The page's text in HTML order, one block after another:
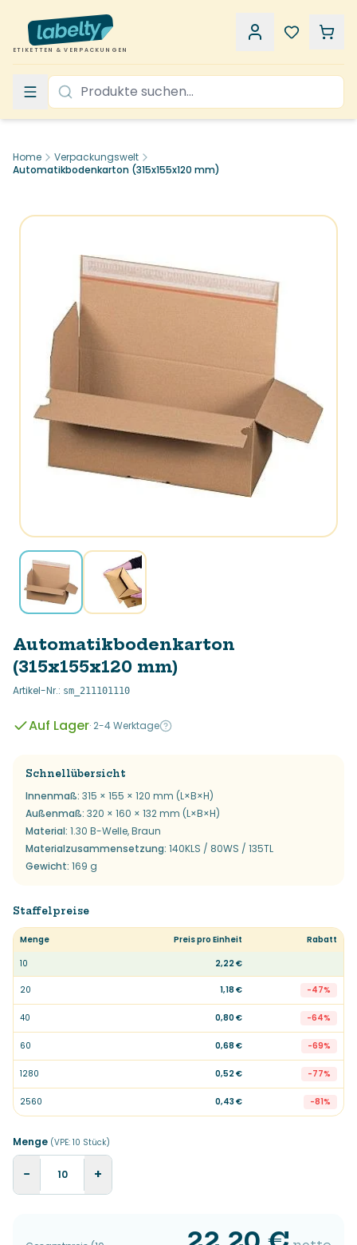
ETIKETTEN & VERPACKUNGEN
Home
Verpackungswelt
Automatikbodenkarton (315x155x120 mm)
Automatikbodenkarton
(315x155x120 mm)
Artikel-Nr.: sm_211101110
Auf Lager· 2-4 Werktage
Schnellübersicht
Innenmaß: 315 × 155 × 120 mm (L×B×H)
Außenmaß: 320 × 160 × 132 mm (L×B×H)
Material: 1.30 B-Welle, Braun
Materialzusammensetzung: 140KLS / 80WS / 135TL
Gewicht: 169 g
Staffelpreise
Menge Preis pro Einheit
Rabatt
10
2,22 €
20 1,18 € -47%
40 0,80 € -64%
60 0,68 € -69%
1280 0,52 € -77%
2560 0,43 € -81%
Menge (VPE: 10 Stück)
− +